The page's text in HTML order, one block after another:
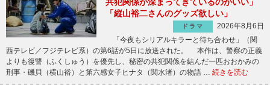
「縦山裕二さんのグッズ欲しい」
ドラマ
2026年8月6日
「今夜もシリアルキラーと待ち合わせ」（関
西テレビ／フジテレビ系）の第6話が5日に放送された。 本作は、警察の正義
よりも復讐（ふくしゅう）を優先し、秘密の共犯関係を結んだ一匹おおかみの
刑事・磯貝（横山裕）と第六感女子ヒナタ（関水渚）の物語 … 続きを読む